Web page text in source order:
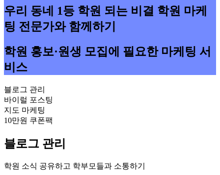
우리 동네 1등 학원 되는 비결 학원 마케
팅 전문가와 함께하기
학원 홍보·원생 모집에 필요한 마케팅 서
비스
블로그 관리
바이럴 포스팅
지도 마케팅
10만원 쿠폰팩
블로그 관리
학원 소식 공유하고 학부모들과 소통하기